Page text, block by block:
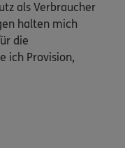
als Verbraucher
halten mich
die
ich Provision,